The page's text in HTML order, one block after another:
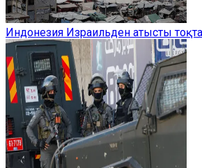
Индонезия Израильден атысты